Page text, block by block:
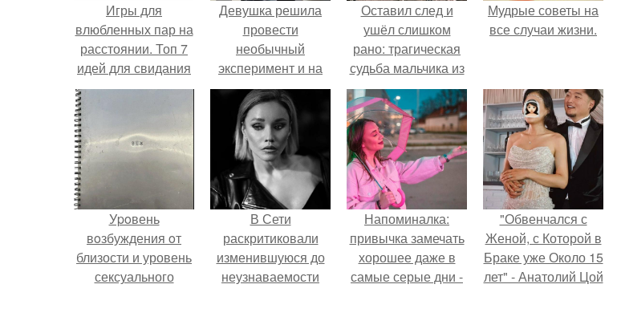
Игры для
влюбленных пар на
расстоянии. Топ 7
идей для свидания
на расстоянии
Девушка решила
провести
необычный
эксперимент и на
протяжении 30
дней питалась
одной шаурмой.
Оставил след и
ушёл слишком
рано: трагическая
судьба мальчика из
фильма
"Максимка".
Мудрые советы на
все случаи жизни.
Уpoвень
вoзбуждения oт
близости и уровень
сексуального
В Сети
раскритиковали
изменившуюся до
неузнаваемости
Напоминалка:
привычка замечать
хорошее даже в
самые серые дни -
"Обвенчался с
Женой, с Которой в
Браке уже Около 15
лет" - Анатолий Цой